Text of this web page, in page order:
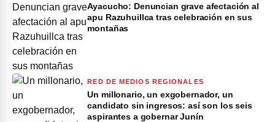
Ayacucho: Denuncian grave afectación al
apu Razuhuillca tras celebración en sus
montañas
RED DE MEDIOS REGIONALES
Un millonario, un exgobernador, un
candidato sin ingresos: así son los seis
aspirantes a gobernar Junín